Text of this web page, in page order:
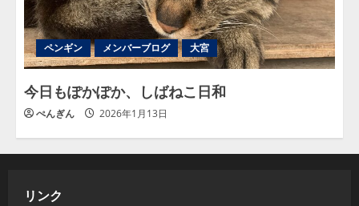
ペンギン メンバーブログ 大宮
今日もぽかぽか、しばねこ日和
ぺんぎん 2026年1月13日
リンク